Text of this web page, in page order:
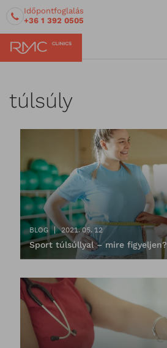
Időpontfoglalás
+36 1 392 0505
túlsúly
BLOG 2021. 05. 12
Sport túlsúllyal – mire figyeljen?